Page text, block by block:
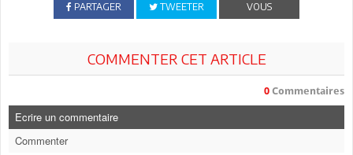
PARTAGER TWEETER
VOUS
COMMENTER CET ARTICLE
0 Commentaires
Ecrire un commentaire
Commenter